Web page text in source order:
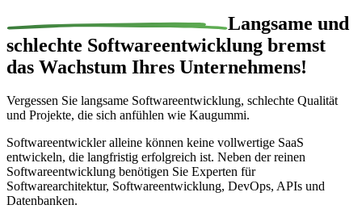
Langsame und
schlechte Softwareentwicklung bremst
das Wachstum Ihres Unternehmens!
Vergessen Sie langsame Softwareentwicklung, schlechte Qualität
und Projekte, die sich anfühlen wie Kaugummi.
Softwareentwickler alleine können keine vollwertige SaaS
entwickeln, die langfristig erfolgreich ist. Neben der reinen
Softwareentwicklung benötigen Sie Experten für
Softwarearchitektur, Softwareentwicklung, DevOps, APIs und
Datenbanken.